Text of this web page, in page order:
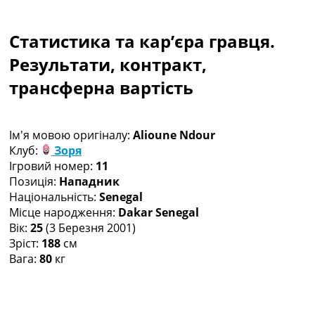
Чемпіонат Світу
Україна. Прем’єр-Ліга
Україна. Перша Ліга
Ліга Чемпіонів
Ще Турніри >>>
Таблиці
Чемпіонат Світу. Турнирні таблиці
Таблиця УПЛ
Перша Ліга
Таблиця АПЛ
Таблиця Ла Ліги
Таблиця Ліги Чемпіонів
Всі таблиці >>>
Статистика та кар’єра гравця.
Результати, контракт,
трансферна вартість
Ім'я мовою оригіналу: Alioune Ndour
Клуб:
Зоря
Ігровий номер: 11
Позиція: Нападник
Національність: Senegal
Місце народження: Dakar Senegal
Вік: 25(3 Березня 2001)
Зріст: 188 см
Вага: 80 кг